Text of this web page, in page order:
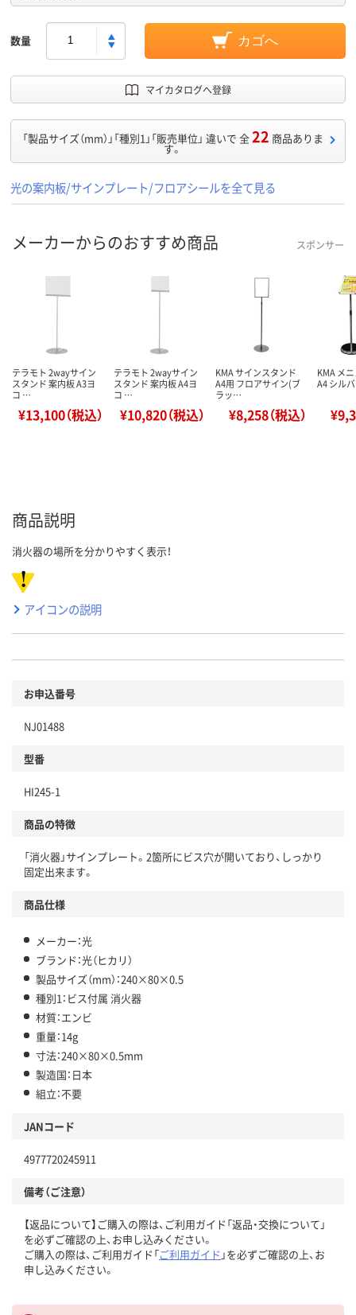
数量 カゴへ
マイカタログへ登録
「製品サイズ（mm）」「種別1」「販売単位」 違いで 全22 商品ありま
す。
光の案内板/サインプレート/フロアシールを全て見る
メーカーからのおすすめ商品 スポンサー
テラモト 2wayサイン
スタンド 案内板 A3ヨ
コ …
¥13,100（税込）
テラモト 2wayサイン
スタンド 案内板 A4ヨ
コ …
¥10,820（税込）
KMA サインスタンド
A4用 フロアサイン(ブ
ラッ…
¥8,258（税込）
KMA メ
A4 シル
商品説明
消火器の場所を分かりやすく表示！
アイコンの説明
お申込番号
NJ01488
型番
HI245-1
商品の特徴
「消火器」サインプレート。2箇所にビス穴が開いており、しっかり
固定出来ます。
商品仕様
メーカー：光
ブランド：光（ヒカリ）
製品サイズ（mm）：240×80×0.5
種別1：ビス付属 消火器
材質：エンビ
重量：14g
寸法：240×80×0.5mm
製造国：日本
組立：不要
JANコード
4977720245911
備考（ご注意）
【返品について】ご購入の際は、ご利用ガイド「返品・交換について」
を必ずご確認の上、お申し込みください。
ご購入の際は、ご利用ガイド「ご利用ガイド 」を必ずご確認の上、お
申し込みください。